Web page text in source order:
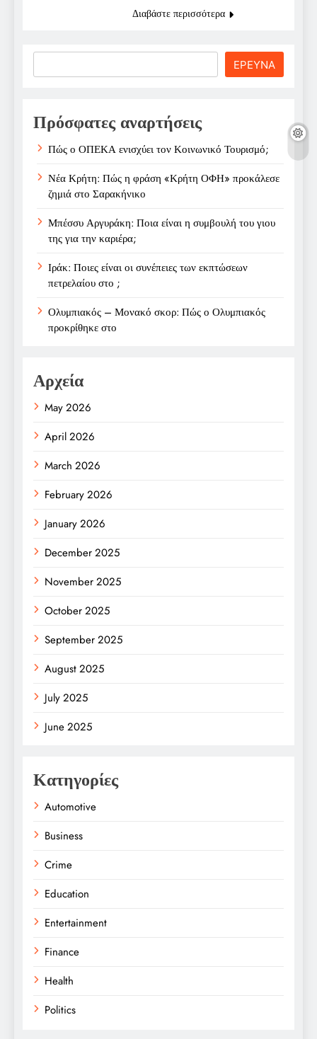
Διαβάστε περισσότερα
ΕΡΕΥΝΑ
Πρόσφατες αναρτήσεις
Πώς ο ΟΠΕΚΑ ενισχύει τον Κοινωνικό Τουρισμό;
Νέα Κρήτη: Πώς η φράση «Κρήτη ΟΦΗ» προκάλεσε
ζημιά στο Σαρακήνικο
Μπέσσυ Αργυράκη: Ποια είναι η συμβουλή του γιου
της για την καριέρα;
Ιράκ: Ποιες είναι οι συνέπειες των εκπτώσεων
πετρελαίου στο ;
Ολυμπιακός – Μονακό σκορ: Πώς ο Ολυμπιακός
προκρίθηκε στο
Αρχεία
May 2026
April 2026
March 2026
February 2026
January 2026
December 2025
November 2025
October 2025
September 2025
August 2025
July 2025
June 2025
Κατηγορίες
Automotive
Business
Crime
Education
Entertainment
Finance
Health
Politics